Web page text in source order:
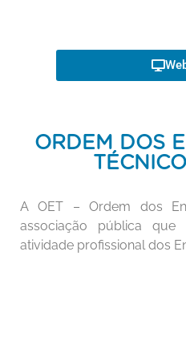
ORDEM DOS
A OET – Ordem dos
associação pública
atividade profissional dos